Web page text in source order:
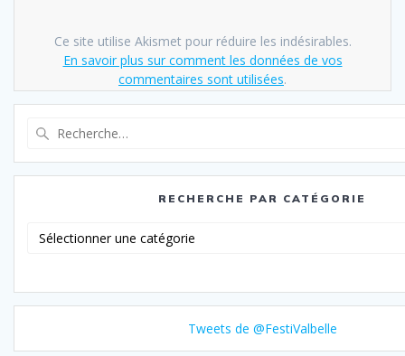
Ce site utilise Akismet pour réduire les indésirables.
En savoir plus sur comment les données de vos
commentaires sont utilisées.
:
RECHERCHE PAR CATÉGORIE
Tweets de @FestiValbelle